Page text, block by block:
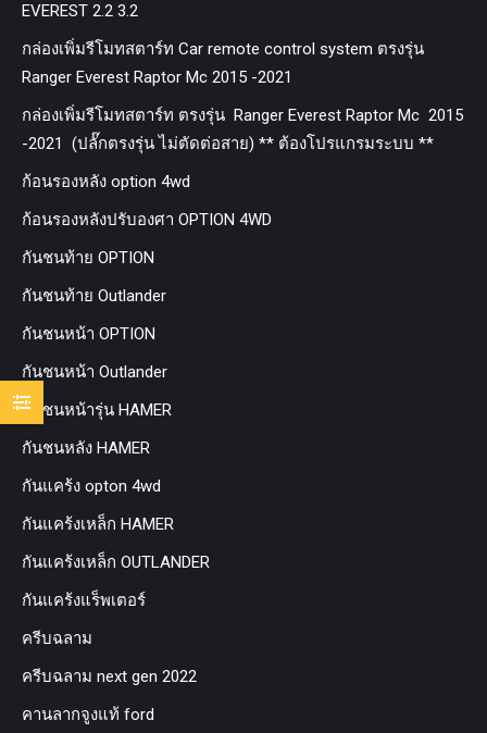
EVEREST 2.2 3.2
กล่องเพิ่มรีโมทสตาร์ท Car remote control system ตรงรุ่น
Ranger Everest Raptor Mc 2015 -2021
กล่องเพิ่มรีโมทสตาร์ท ตรงรุ่น Ranger Everest Raptor Mc 2015
-2021 (ปลั๊กตรงรุ่น ไม่ตัดต่อสาย) ** ต้องโปรแกรมระบบ **
ก้อนรองหลัง option 4wd
ก้อนรองหลังปรับองศา OPTION 4WD
กันชนท้าย OPTION
กันชนท้าย Outlander
กันชนหน้า OPTION
กันชนหน้า Outlander
กันชนหน้ารุ่น HAMER
กันชนหลัง HAMER
กันแคร้ง opton 4wd
กันแคร้งเหล็ก HAMER
กันแคร้งเหล็ก OUTLANDER
กันแคร้งแร็พเตอร์
ครีบฉลาม
ครีบฉลาม next gen 2022
คานลากจูงแท้ ford